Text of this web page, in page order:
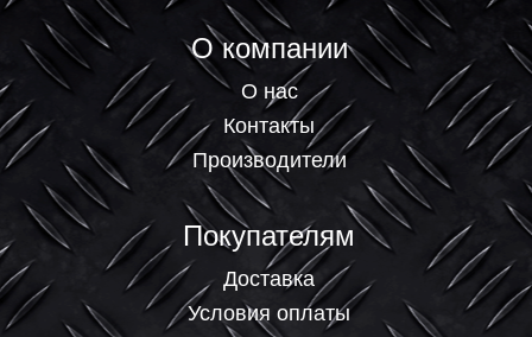
О компании
О нас
Контакты
Производители
Покупателям
Доставка
Условия оплаты